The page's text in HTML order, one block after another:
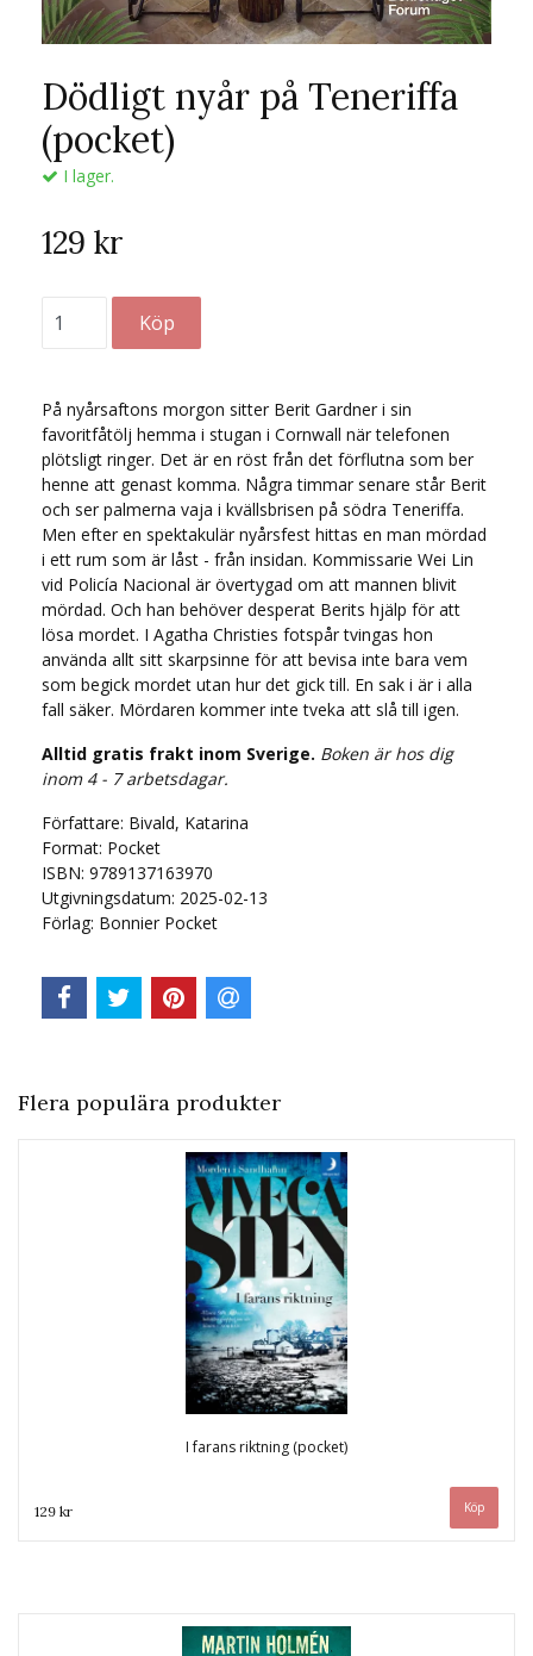
Dödligt nyår på Teneriffa
(pocket)
I lager.
129 kr
På nyårsaftons morgon sitter Berit Gardner i sin
favoritfåtölj hemma i stugan i Cornwall när telefonen
plötsligt ringer. Det är en röst från det förflutna som ber
henne att genast komma. Några timmar senare står Berit
och ser palmerna vaja i kvällsbrisen på södra Teneriffa.
Men efter en spektakulär nyårsfest hittas en man mördad
i ett rum som är låst - från insidan. Kommissarie Wei Lin
vid Policía Nacional är övertygad om att mannen blivit
mördad. Och han behöver desperat Berits hjälp för att
lösa mordet. I Agatha Christies fotspår tvingas hon
använda allt sitt skarpsinne för att bevisa inte bara vem
som begick mordet utan hur det gick till. En sak i är i alla
fall säker. Mördaren kommer inte tveka att slå till igen.
Alltid gratis frakt inom Sverige. Boken är hos dig
inom 4 - 7 arbetsdagar.
Författare: Bivald, Katarina
Format: Pocket
ISBN: 9789137163970
Utgivningsdatum: 2025-02-13
Förlag: Bonnier Pocket
Flera populära produkter
I farans riktning (pocket)
129 kr